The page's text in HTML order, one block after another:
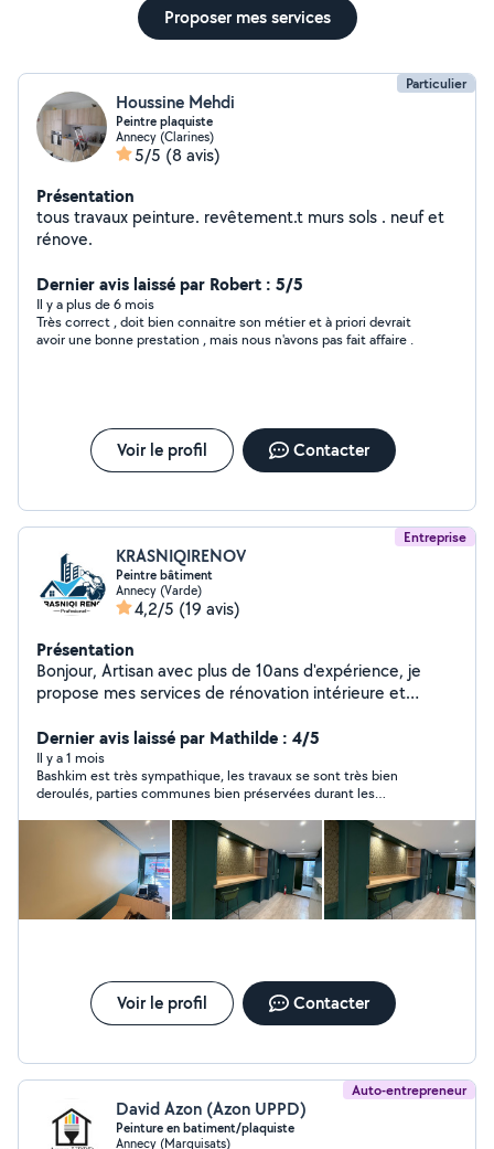
Proposer mes services
Particulier
Houssine Mehdi
Peintre plaquiste
Annecy (Clarines)
5/5 (8 avis)
Présentation
tous travaux peinture. revêtement.t murs sols . neuf et
rénove.
Dernier avis laissé par Robert : 5/5
Il y a plus de 6 mois
Très correct , doit bien connaitre son métier et à priori devrait
avoir une bonne prestation , mais nous n'avons pas fait affaire .
Voir le profil Contacter
Entreprise
KRASNIQIRENOV
Peintre bâtiment
Annecy (Varde)
4,2/5 (19 avis)
Présentation
Bonjour, Artisan avec plus de 10ans d'expérience, je
propose mes services de rénovation intérieure et
carrelage Pose de placo Pose de parquet Enduit et
lissage Papier peint et fibre de verre Ravalement de
façade Travail propre et soigné Devis gratuit
Déplacement 100150 km autour Téléphone / WhatsApp
Dernier avis laissé par Mathilde : 4/5
Il y a 1 mois
Bashkim est très sympathique, les travaux se sont très bien
deroulés, parties communes bien préservées durant les
dans l'appartement durant les travaux effectués dans une
pièce, et le nettoyage du lavabo/aspirateur et balais après
usage pour les travaux n'était vraiment pas au top... Je
recommande tout de même Bashkim.
Voir le profil Contacter
Auto-entrepreneur
David Azon (Azon UPPD)
Peinture en batiment/plaquiste
Annecy (Marquisats)